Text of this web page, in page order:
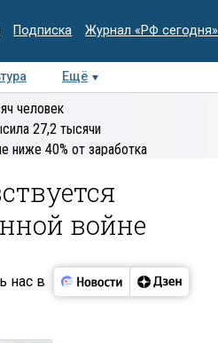
Подписка Журнал «РФ сегодня»
Ещё
Колумнисты
человек
27,2 тысячи
ниже 40% от заработка
войне
нас в